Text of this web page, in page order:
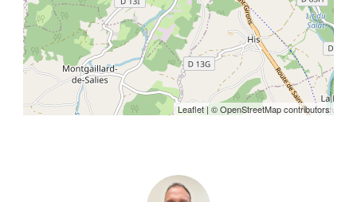
Leaflet| © OpenStreetMap contributors